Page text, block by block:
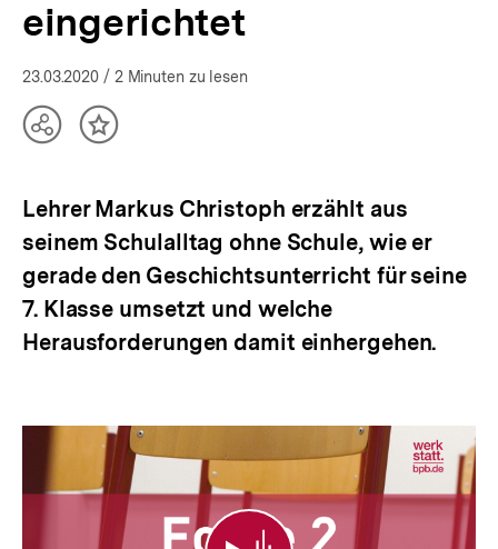
eingerichtet
Digitales
Lehrtagebuch
eingerichtet
23.03.2020 / 2 Minuten zu lesen
TeilenInhalt
Lehrer Markus Christoph erzählt aus
seinem Schulalltag ohne Schule, wie er
gerade den Geschichtsunterricht für seine
7. Klasse umsetzt und welche
Herausforderungen damit einhergehen.
Folge
2